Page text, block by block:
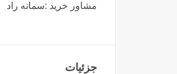
مشاور خرید :سمانه راد
جزئیات